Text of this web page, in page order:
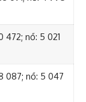
472; nő: 5 021
087; nő: 5 047